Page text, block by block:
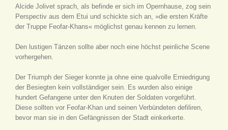
Alcide Jolivet sprach, als befinde er sich im Opernhause, zog sein
Perspectiv aus dem Etui und schickte sich an, »die ersten Kräfte
der Truppe Feofar-Khans« möglichst genau kennen zu lernen.
Den lustigen Tänzen sollte aber noch eine höchst peinliche Scene
vorhergehen.
Der Triumph der Sieger konnte ja ohne eine qualvolle Erniedrigung
der Besiegten kein vollständiger sein. Es wurden also einige
hundert Gefangene unter den Knuten der Soldaten vorgeführt.
Diese sollten vor Feofar-Khan und seinen Verbündeten defiliren,
bevor man sie in den Gefängnissen der Stadt einkerkerte.